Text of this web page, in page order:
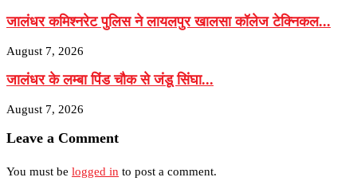
जालंधर कमिश्नरेट पुलिस ने लायलपुर खालसा कॉलेज टेक्निकल...
August 7, 2026
जालंधर के लम्बा पिंड चौक से जंडू सिंघा...
August 7, 2026
Leave a Comment
You must be logged in to post a comment.